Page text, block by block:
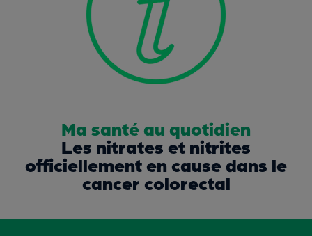
Ma santé au quotidien
Les nitrates et nitrites
officiellement en cause dans le
cancer colorectal